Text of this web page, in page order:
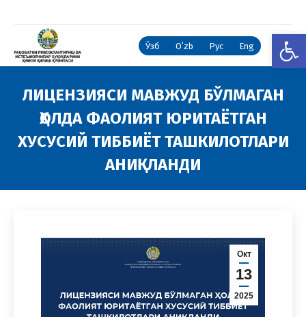
Ўзб Oʻzb Рус Eng
ЛИЦЕНЗИЯСИ МАВЖУД БЎЛМАГАН
ҲОЛДА ФАОЛИЯТ ЮРИТАЁТГАН
ХУСУСИЙ ТИББИЁТ ТАШКИЛОТЛАРИ
АНИҚЛАНДИ
Окт
13
2025